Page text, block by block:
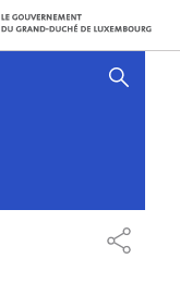
AFFICHER / MASQUER